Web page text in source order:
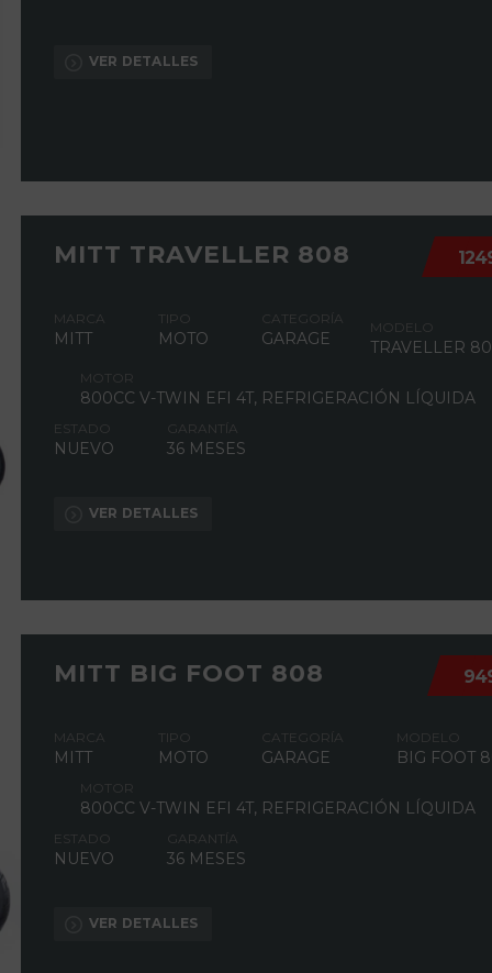
VER DETALLES
MITT TRAVELLER 808
MARCA
MITT
TIPO
MOTO
CATEGORÍA
GARAGE
MODELO
TRAVELLER
MOTOR
800CC V-TWIN EFI 4T, REFRIGERACIÓN LÍQUIDA
ESTADO
NUEVO
GARANTÍA
36 MESES
VER DETALLES
MITT BIG FOOT 808
MARCA
MITT
TIPO
MOTO
CATEGORÍA
GARAGE
MODELO
BIG FOOT
MOTOR
800CC V-TWIN EFI 4T, REFRIGERACIÓN LÍQUIDA
ESTADO
NUEVO
GARANTÍA
36 MESES
VER DETALLES